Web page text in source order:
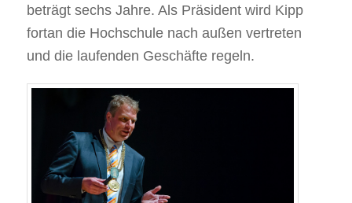
beträgt sechs Jahre. Als Präsident wird Kipp
fortan die Hochschule nach außen vertreten
und die laufenden Geschäfte regeln.